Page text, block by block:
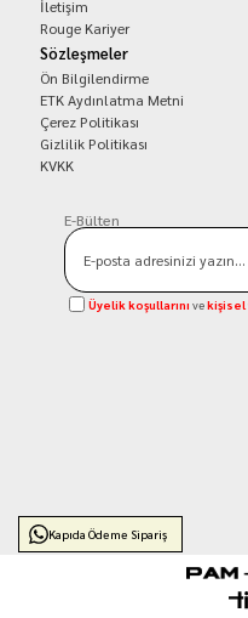
İletişim
Rouge Kariyer
Sözleşmeler
Ön Bilgilendirme
ETK Aydınlatma Metni
Çerez Politikası
Gizlilik Politikası
KVKK
E-Bülten
Üyelik koşullarını vekişisel
Kapıda Ödeme Sipariş